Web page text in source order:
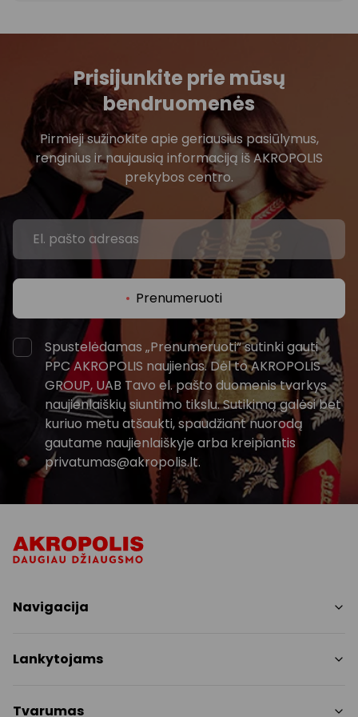
Prisijunkite prie mūsų
bendruomenės
Pirmieji sužinokite apie geriausius pasiūlymus,
renginius ir naujausią informaciją iš AKROPOLIS
prekybos centro.
Prenumeruoti
Spustelėdamas „Prenumeruoti“ sutinki gauti
PPC AKROPOLIS naujienas. Dėl to AKROPOLIS
GROUP, UAB Tavo el. pašto duomenis tvarkys
naujienlaiškių siuntimo tikslu. Sutikimą galėsi bet
kuriuo metu atšaukti, spaudžiant nuorodą
gautame naujienlaiškyje arba kreipiantis
privatumas@akropolis.lt.
Navigacija
Paslaugos
Lankytojams
Tvarumas